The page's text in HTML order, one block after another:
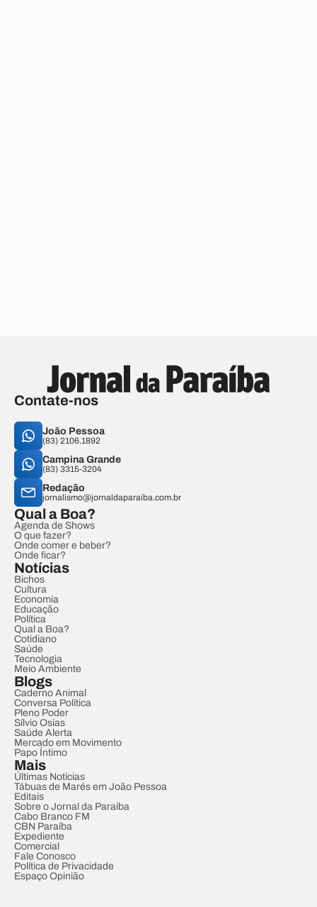
Contate-nos
João Pessoa
(83) 2106.1892
Campina Grande
(83) 3315-3204
Redação
jornalismo@jornaldaparaiba.com.br
Qual a Boa?
Agenda de Shows
O que fazer?
Onde comer e beber?
Onde ficar?
Notícias
Bichos
Cultura
Economia
Educação
Política
Qual a Boa?
Cotidiano
Saúde
Tecnologia
Meio Ambiente
Blogs
Caderno Animal
Conversa Política
Pleno Poder
Sílvio Osias
Saúde Alerta
Mercado em Movimento
Papo Íntimo
Mais
Últimas Notícias
Tábuas de Marés em João Pessoa
Editais
Sobre o Jornal da Paraíba
Cabo Branco FM
CBN Paraíba
Expediente
Comercial
Fale Conosco
Política de Privacidade
Espaço Opinião